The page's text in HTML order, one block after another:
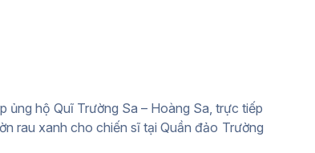
hộ Quĩ Trường Sa – Hoàng Sa, trực tiếp
rau xanh cho chiến sĩ tại Quần đảo Trường